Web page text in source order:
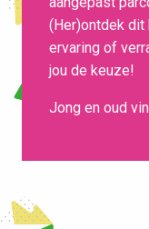
(Her)ontdek
ervaring of
jou de keuze!
Jong en oud